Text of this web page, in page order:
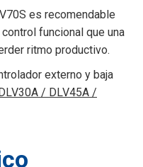
es recomendable
funcional que una
ritmo productivo.
externo y baja
/ DLV45A /